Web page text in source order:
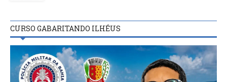
CURSO GABARITANDO ILHÉUS